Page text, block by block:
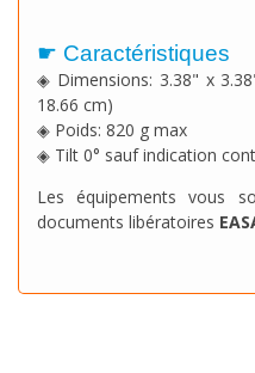
☛ Caractéristiques
◈ Dimensions: 3.38" x
18.66 cm)
◈ Poids: 820 g max
◈ Tilt 0° sauf indication
Les équipements vous
documents libératoires